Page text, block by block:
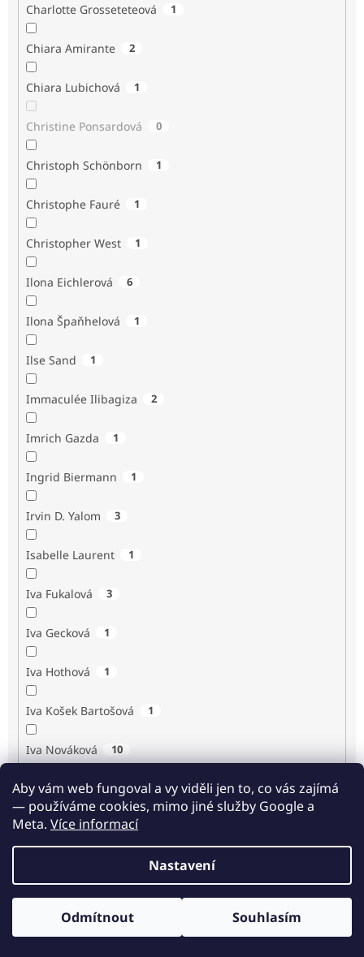
Aby vám web fungoval a vy viděli jen to, co vás zajímá
— používáme cookies, mimo jiné služby Google a
Meta. Více informací
Nastavení
Odmítnout Souhlasím
Charlotte Grosseteteová 1
Chiara Amirante 2
Chiara Lubichová 1
Christine Ponsardová 0
Christoph Schönborn 1
Christophe Fauré 1
Christopher West 1
Ilona Eichlerová 6
Ilona Špaňhelová 1
Ilse Sand 1
Immaculée Ilibagiza 2
Imrich Gazda 1
Ingrid Biermann 1
Irvin D. Yalom 3
Isabelle Laurent 1
Iva Fukalová 3
Iva Gecková 1
Iva Hothová 1
Iva Košek Bartošová 1
Iva Nováková 10
Iva Procházková 1
Ivan Renč 1
Odběr novinek